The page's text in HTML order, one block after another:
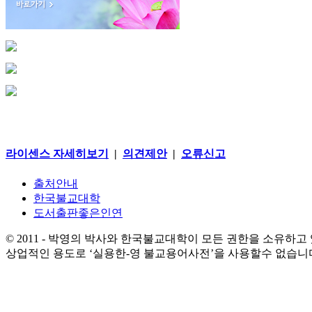
라이센스 자세히보기 | 의견제안| 오류신고
출처안내
한국불교대학
도서출판좋은인연
© 2011 - 박영의 박사와 한국불교대학이 모든 권한을 소유하고
상업적인 용도로 ‘실용한-영 불교용어사전’을 사용할수 없습니